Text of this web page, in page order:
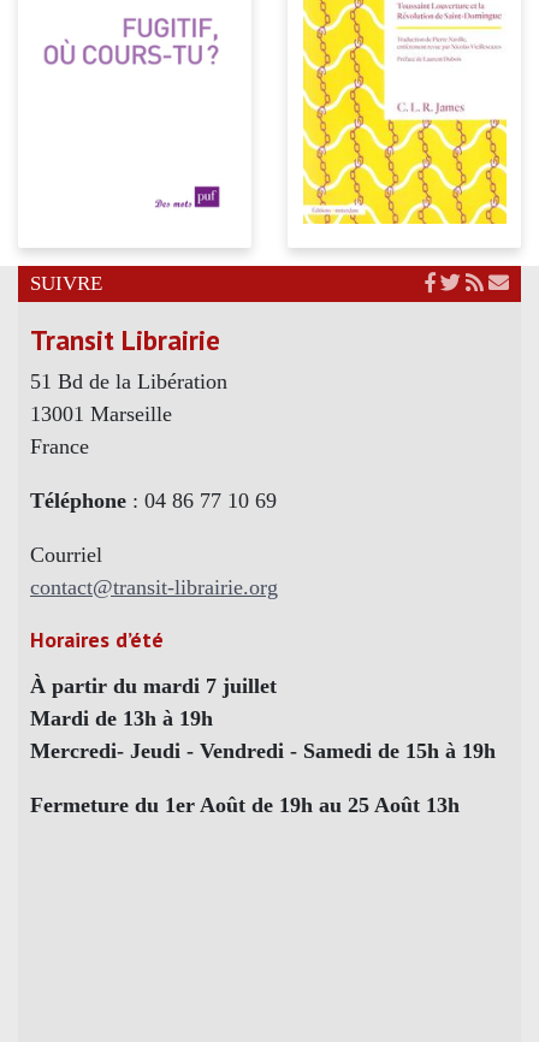
SUIVRE
Transit Librairie
51 Bd de la Libération
13001 Marseille
France
Téléphone : 04 86 77 10 69
Courriel
contact@transit-librairie.org
Horaires d’été
À partir du mardi 7 juillet
Mardi de 13h à 19h
Mercredi- Jeudi - Vendredi - Samedi de 15h à 19h
Fermeture du 1er Août de 19h au 25 Août 13h